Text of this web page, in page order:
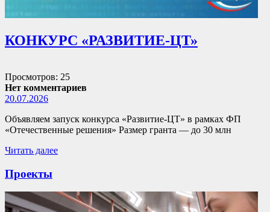
КОНКУРС «РАЗВИТИЕ-ЦТ»
Просмотров: 25
Нет комментариев
20.07.2026
Объявляем запуск конкурса «Развитие-ЦТ» в рамках ФП
«Отечественные решения» Размер гранта — до 30 млн
Читать далее
Проекты